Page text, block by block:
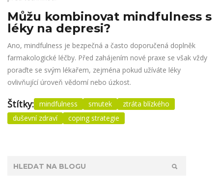
Můžu kombinovat mindfulness s
léky na depresi?
Ano, mindfulness je bezpečná a často doporučená doplněk
farmakologické léčby. Před zahájením nové praxe se však vždy
poraďte se svým lékařem, zejména pokud užíváte léky
ovlivňující úroveň vědomí nebo úzkost.
Štítky: mindfulness smutek
ztráta blízkého
duševní zdraví
coping strategie